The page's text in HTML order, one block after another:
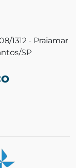
1312 - Praiamar
SP